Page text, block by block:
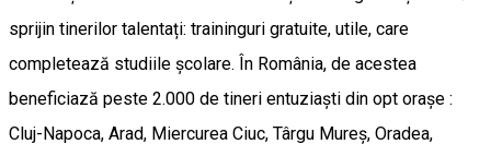
sprijin tinerilor talentați: traininguri gratuite, utile, care
completează studiile școlare. În România, de acestea
beneficiază peste 2.000 de tineri entuziaști din opt orașe :
Cluj-Napoca, Arad, Miercurea Ciuc, Târgu Mureș, Oradea,